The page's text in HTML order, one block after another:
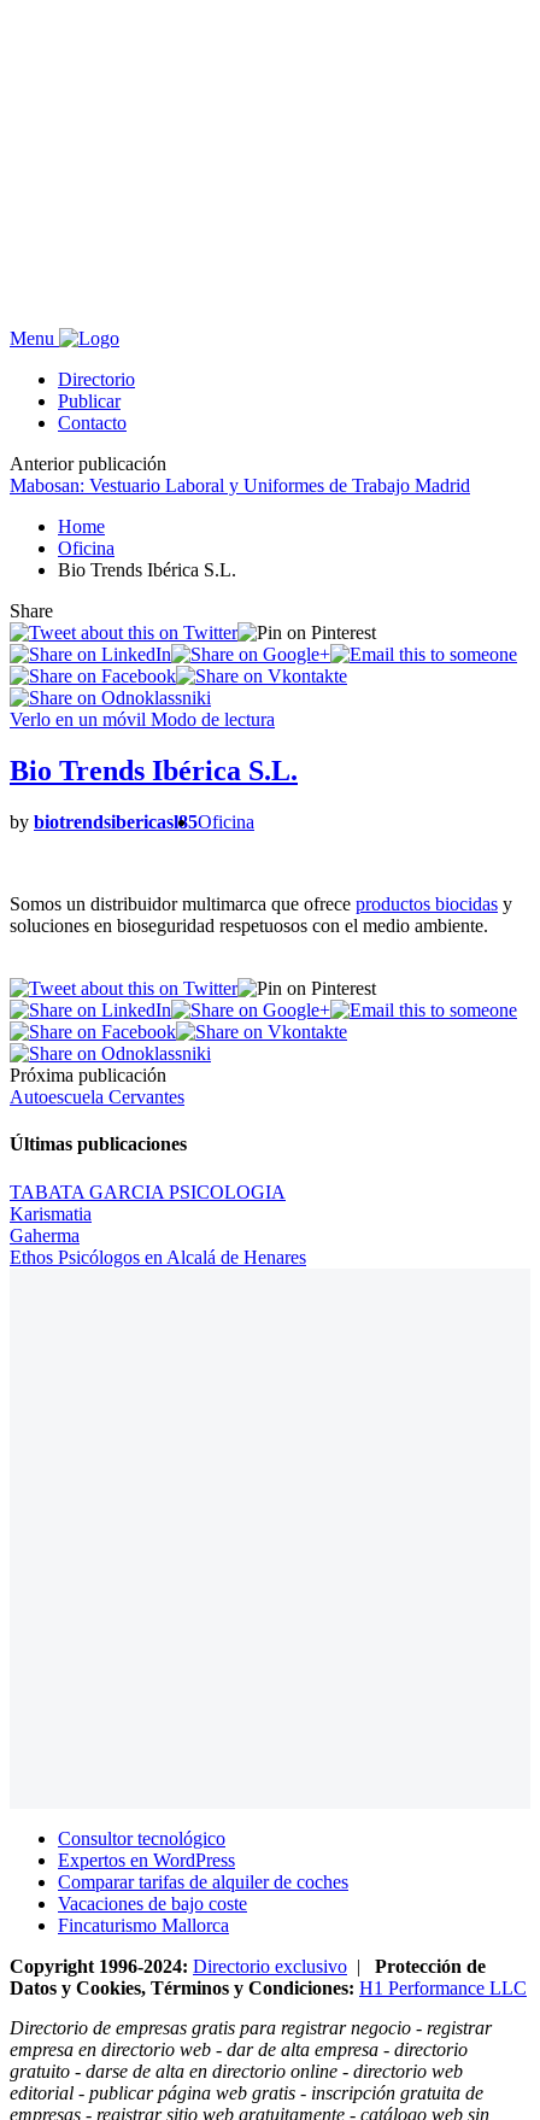
Menu
Directorio
Publicar
Contacto
Anterior publicación
Mabosan: Vestuario Laboral y Uniformes de Trabajo Madrid
Home
Oficina
Bio Trends Ibérica S.L.
Share
Verlo en un móvil Modo de lectura
Bio Trends Ibérica S.L.
by biotrendsibericasl85Oficina
Somos un distribuidor multimarca que ofrece productos biocidas y
soluciones en bioseguridad respetuosos con el medio ambiente.
Próxima publicación
Autoescuela Cervantes
Últimas publicaciones
TABATA GARCIA PSICOLOGIA
Karismatia
Gaherma
Ethos Psicólogos en Alcalá de Henares
Consultor tecnológico
Expertos en WordPress
Comparar tarifas de alquiler de coches
Vacaciones de bajo coste
Fincaturismo Mallorca
Copyright 1996-2024: Directorio exclusivo | Protección de
Datos y Cookies, Términos y Condiciones: H1 Performance LLC
Directorio de empresas gratis para registrar negocio - registrar
empresa en directorio web - dar de alta empresa - directorio
gratuito - darse de alta en directorio online - directorio web
editorial - publicar página web gratis - inscripción gratuita de
empresas - registrar sitio web gratuitamente - catálogo web sin